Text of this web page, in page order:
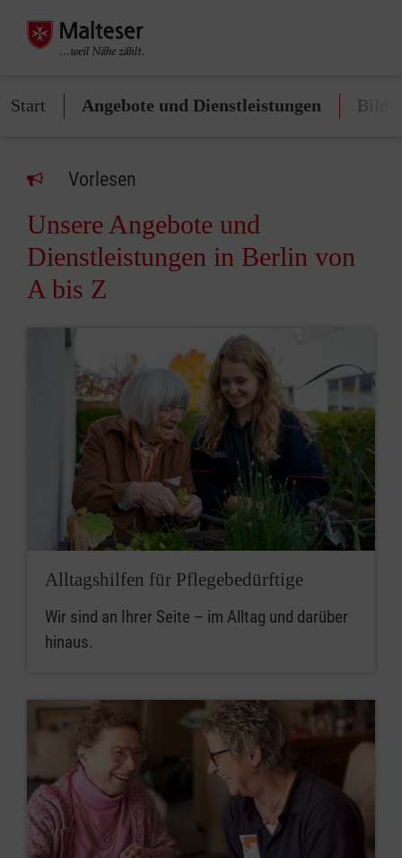
Start Angebote und Dienstleistungen
Vorlesen
Unsere Angebote und
Dienstleistungen in Berlin von
A bis Z
Alltagshilfen für Pflegebedürftige
Wir sind an Ihrer Seite – im Alltag und darüber
hinaus.